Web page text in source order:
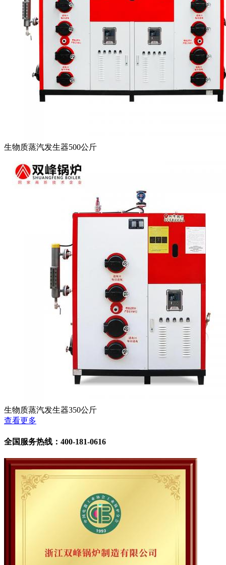
生物质蒸汽发生器500公斤
生物质蒸汽发生器350公斤
查看更多
全国服务热线：400-181-0616